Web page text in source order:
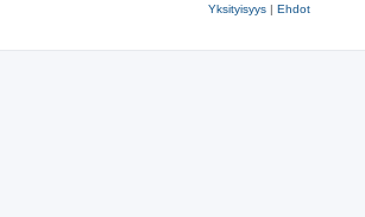
Yksityisyys | Ehdot